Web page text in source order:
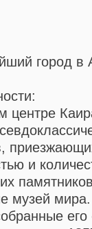
город в
центре
и
музей